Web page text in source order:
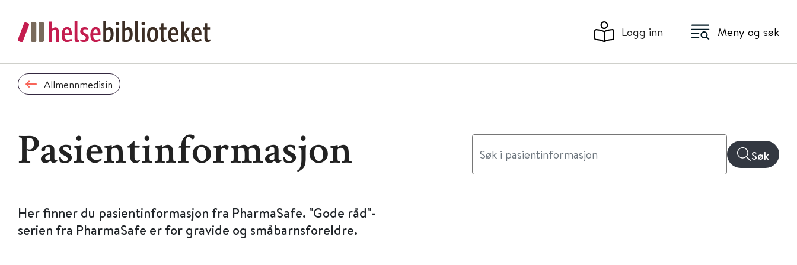
Logg inn Meny og søk
Allmennmedisin
Pasientinformasjon Søk
Her finner du pasientinformasjon fra PharmaSafe. "Gode råd"-
serien fra PharmaSafe er for gravide og småbarnsforeldre.